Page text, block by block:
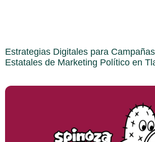
Estrategias Digitales para
Estatales de Marketing Político en